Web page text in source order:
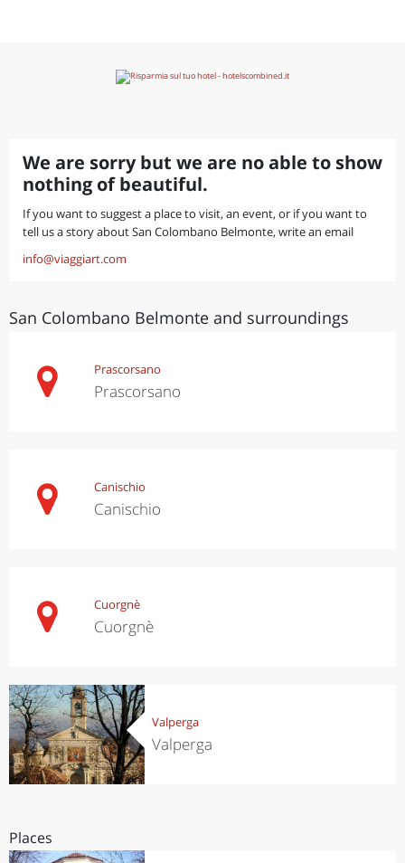
We are sorry but we are no able to show
nothing of beautiful.
If you want to suggest a place to visit, an event, or if you want to
tell us a story about San Colombano Belmonte, write an email
info@viaggiart.com
San Colombano Belmonte and surroundings
Prascorsano
Prascorsano
Canischio
Canischio
Cuorgnè
Cuorgnè
Valperga
Valperga
Places